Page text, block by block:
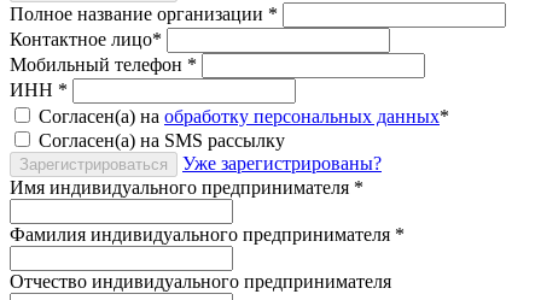
Полное название организации *
Контактное лицо*
Мобильный телефон *
ИНН *
Согласен(а) на обработку персональных данных*
Согласен(а) на SMS рассылку
Зарегистрироваться
Уже зарегистрированы?
Имя индивидуального предпринимателя *
Фамилия индивидуального предпринимателя *
Отчество индивидуального предпринимателя